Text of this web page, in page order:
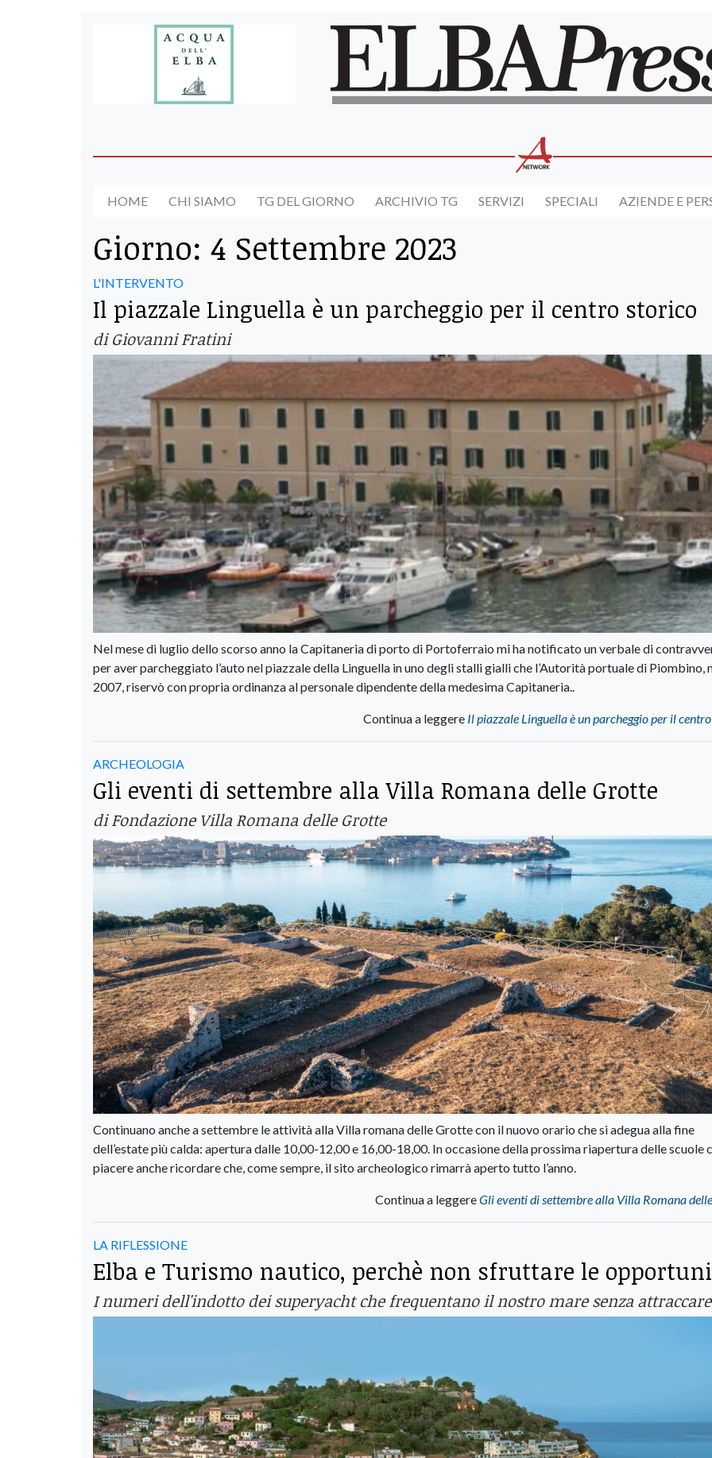
HOME CHI SIAMO TG DEL GIORNO ARCHIVIO TG SERVIZI SPECIALI AZIENDE E
Giorno: 4 Settembre 2023
L'INTERVENTO
Il piazzale Linguella è un parcheggio per il centro storico
di Giovanni Fratini
Nel mese di luglio dello scorso anno la Capitaneria di porto di Portoferraio mi ha notificato un verbale di
per aver parcheggiato l’auto nel piazzale della Linguella in uno degli stalli gialli che l’Autorità portuale di Piombino,
2007, riservò con propria ordinanza al personale dipendente della medesima Capitaneria..
Continua a leggere Il piazzale Linguella è un parcheggio per il
ARCHEOLOGIA
Gli eventi di settembre alla Villa Romana delle Grotte
di Fondazione Villa Romana delle Grotte
Continuano anche a settembre le attività alla Villa romana delle Grotte con il nuovo orario che si adegua alla fine
dell’estate più calda: apertura dalle 10,00-12,00 e 16,00-18,00. In occasione della prossima riapertura delle scuole
piacere anche ricordare che, come sempre, il sito archeologico rimarrà aperto tutto l’anno.
Continua a leggereGli eventi di settembre alla Villa Romana
LA RIFLESSIONE
Elba e Turismo nautico, perchè non sfruttare le
I numeri dell'indotto dei superyacht che frequentano il nostro mare senza attraccare